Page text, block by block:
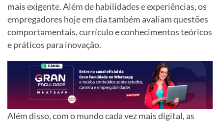
mais exigente. Além de habilidades e experiências, os
empregadores hoje em dia também avaliam questões
comportamentais, currículo e conhecimentos teóricos
e práticos para inovação.
Além disso, com o mundo cada vez mais digital, as